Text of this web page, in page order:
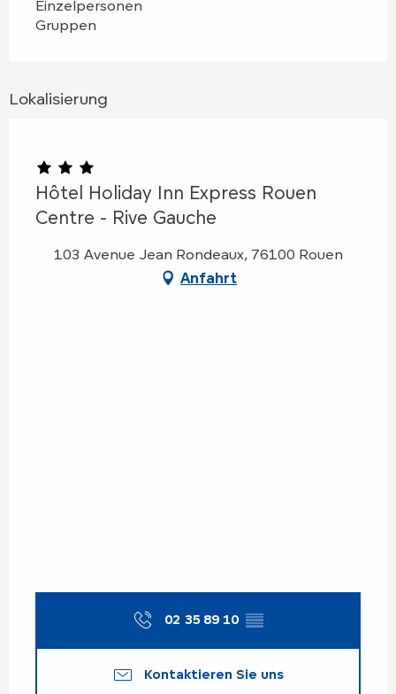
Einzelpersonen
Gruppen
Lokalisierung
Hôtel Holiday Inn Express Rouen
Centre - Rive Gauche
103 Avenue Jean Rondeaux, 76100 Rouen
Anfahrt
02 35 89 10 ▒▒
Kontaktieren Sie uns